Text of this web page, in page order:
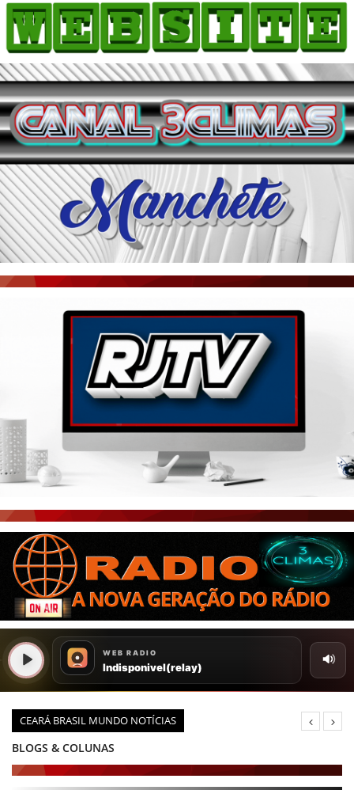
CEARÁ BRASIL MUNDO NOTÍCIAS
BLOGS & COLUNAS
HOME
COMO ANUNCIAR
JORNAIS DO BRASIL
PODCAST/NOTÍCIAS
AS NOTÍCIAS DO DIA
ACONTECEU...VIROU MANCHETE!
BLOGS & COLUNAS
AGÊNCIA DE NOTÍCIAS
CNN BRASIL
PORTAL CEARÁ
ÚLTIMAS POSTAGENS
BOAS NOTÍCIAS...VIRAM MANCHETE!
CEARÁ BRASIL NOTÍCIAS
CEARÁ BRASIL MUNDO 1
BRASIL DE FATO
NOTÍCIAS GERAIS
CONECTE-SE
REGISTO